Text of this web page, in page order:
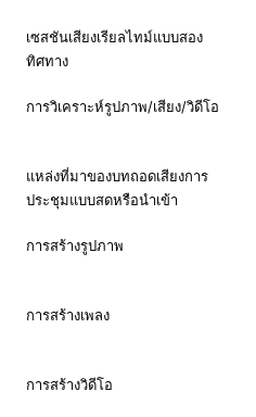
เซสชันเสียงเรียลไทม์แบบสอง
ทิศทาง
การวิเคราะห์รูปภาพ/เสียง/วิดีโอ
แหล่งที่มาของบทถอดเสียงการ
ประชุมแบบสดหรือนำเข้า
การสร้างรูปภาพ
การสร้างเพลง
การสร้างวิดีโอ